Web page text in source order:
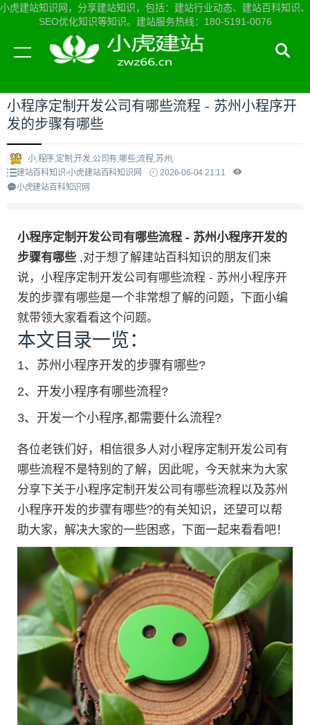
小虎建站知识网，分享建站知识，包括：建站行业动态、建站百科知识、
SEO优化知识等知识。建站服务热线：180-5191-0076
当前位置：小虎建站知识网首页>建站百科知识
小程序定制开发公司有哪些流程 - 苏州小程序开
发的步骤有哪些
小,程序,定制,开发,公司有,哪些,流程,苏州,
建站百科知识-小虎建站百科知识网
2026-06-04 21:11
小虎建站百科知识网
小程序定制开发公司有哪些流程 - 苏州小程序开发的
步骤有哪些 ,对于想了解建站百科知识的朋友们来
说，小程序定制开发公司有哪些流程 - 苏州小程序开
发的步骤有哪些是一个非常想了解的问题，下面小编
就带领大家看看这个问题。
本文目录一览：
1、 苏州小程序开发的步骤有哪些?
2、 开发小程序有哪些流程?
3、 开发一个小程序,都需要什么流程?
各位老铁们好，相信很多人对小程序定制开发公司有
哪些流程不是特别的了解，因此呢，今天就来为大家
分享下关于小程序定制开发公司有哪些流程以及苏州
小程序开发的步骤有哪些?的有关知识，还望可以帮
助大家，解决大家的一些困惑，下面一起来看看吧！